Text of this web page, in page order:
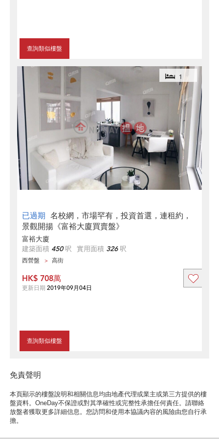
查詢類似樓盤
已過期 名校網，市場罕有，投資首選，連租約，
景觀開揚《富裕大廈買賣盤》
1
富裕大廈
建築面積 450呎 實用面積 326呎
西營盤 高街
查詢類似樓盤
HK$ 708萬
更新日期 2019年09月04日
免責聲明
本頁顯示的樓盤說明和相關信息均由地產代理或業主或第三方提供的樓
盤資料。OneDay不保證或對其準確性或完整性承擔任何責任。請聯絡
放盤者獲取更多詳細信息。您訪問和使用本協議內容的風險由您自行承
擔。